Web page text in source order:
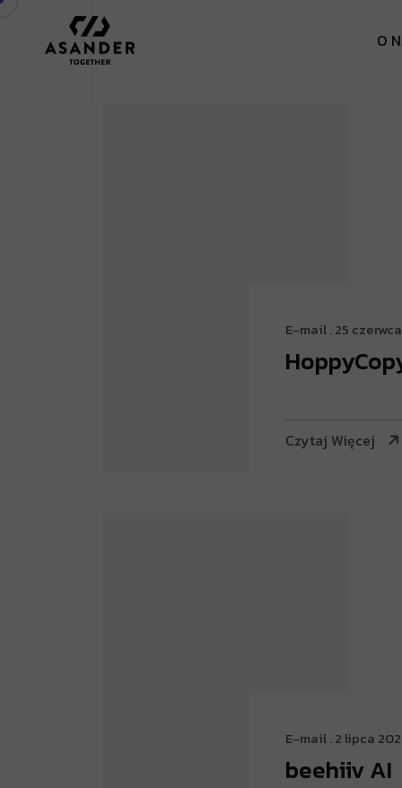
O N
E-mail. 25
Czytaj Więcej
E-mail. 2 lipca
beehiiv AI